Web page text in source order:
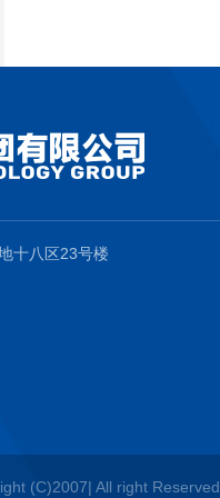
十八区23号楼
(C)2007| All right Reserved